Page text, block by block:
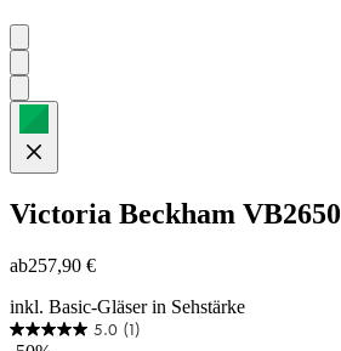
Victoria Beckham VB2650
ab257,90 €
inkl. Basic-Gläser in Sehstärke
5.0 (1)
5.0